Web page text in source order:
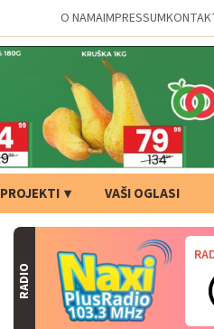
O NAMAIMPRESSUM
PROJEKTI VAŠI OGLASI
RADIO